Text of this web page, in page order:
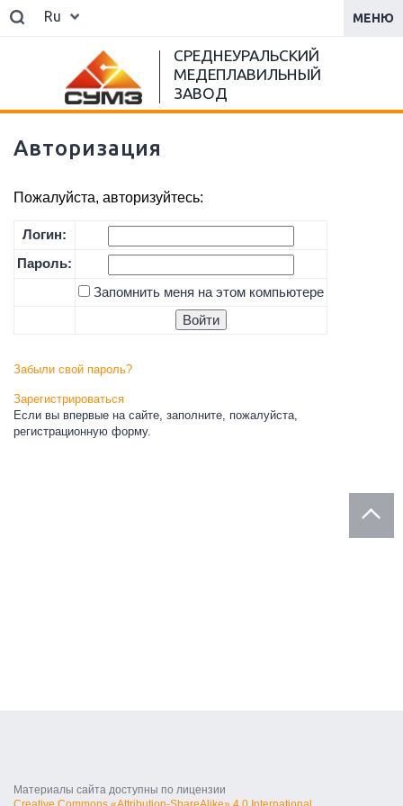
Ru МЕНЮ
СРЕДНЕУРАЛЬСКИЙ
МЕДЕПЛАВИЛЬНЫЙ
ЗАВОД
Авторизация
Пожалуйста, авторизуйтесь:
Логин:
Пароль:
Запомнить меня на этом компьютере
Забыли свой пароль?
Зарегистрироваться
Если вы впервые на сайте, заполните, пожалуйста,
регистрационную форму.
Материалы сайта доступны по лицензии